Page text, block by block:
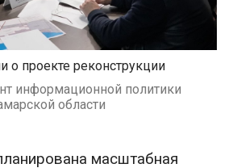
о проекте реконструкции
информационной политики
области
масштабная